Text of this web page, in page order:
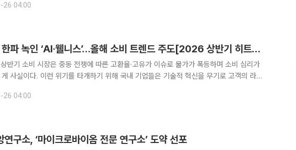
식음료 시장에 신선한 충격을 주고 있다.
26 04:00
고물가 한파 녹인 ‘AI·웰니스’…올해 소비 트렌드 주도[2026 상반기 히트 상품]
반기 소비 시장은 중동 전쟁에 따른 고환율·고유가 이슈로 물가가 폭등하며 소비 심리가
게 사실이다. 이런 위기를 타개하기 위해 국내 기업들은 기술적 혁신을 무기로 고객의 라
는 AI 가전의 대중화와 로봇 확산이 성장을 이끌었다.
26 04:00
구소, ‘마이크로바이옴 전문 연구소’ 도약 선포